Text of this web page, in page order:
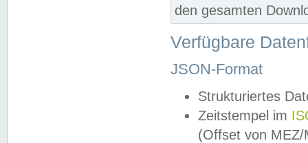
den gesamten
Verfügbare
JSON-Format
Strukturiertes
Zeitstempel im
(Offset von MEZ/